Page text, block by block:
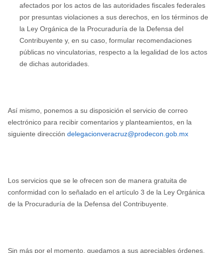
afectados por los actos de las autoridades fiscales federales
por presuntas violaciones a sus derechos, en los términos de
la Ley Orgánica de la Procuraduría de la Defensa del
Contribuyente y, en su caso, formular recomendaciones
públicas no vinculatorias, respecto a la legalidad de los actos
de dichas autoridades.
Así mismo, ponemos a su disposición el servicio de correo
electrónico para recibir comentarios y planteamientos, en la
siguiente dirección delegacionveracruz@prodecon.gob.mx
Los servicios que se le ofrecen son de manera gratuita de
conformidad con lo señalado en el artículo 3 de la Ley Orgánica
de la Procuraduría de la Defensa del Contribuyente.
Sin más por el momento, quedamos a sus apreciables órdenes.